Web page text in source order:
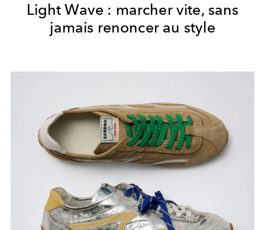
Light Wave : marcher vite, sans
jamais renoncer au style